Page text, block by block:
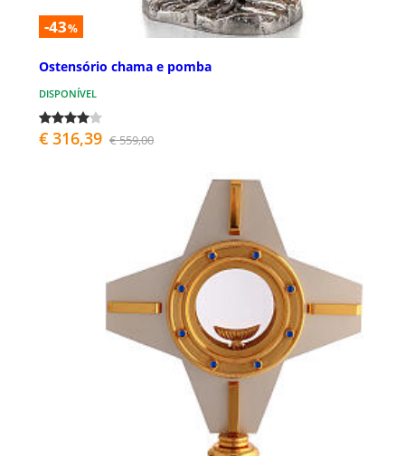
-43%
Ostensório chama e pomba
DISPONÍVEL
€ 316,39 € 559,00